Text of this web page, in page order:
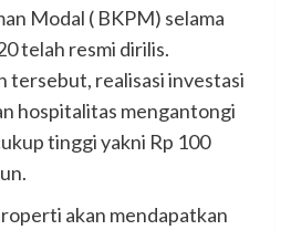
Modal ( BKPM) selama
telah resmi dirilis.
tersebut, realisasi investasi
hospitalitas mengantongi
tinggi yakni Rp 100
akan mendapatkan